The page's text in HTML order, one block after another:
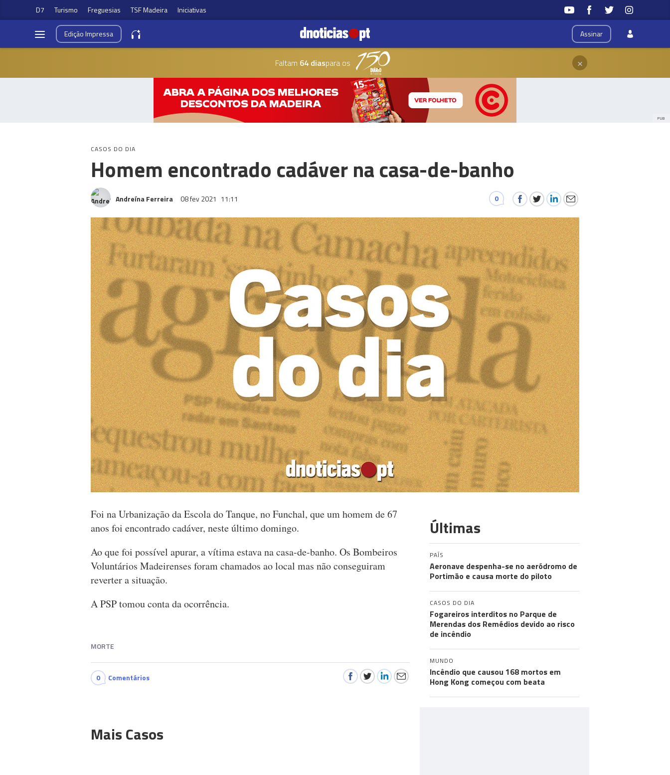
D7 Turismo Freguesias TSF Madeira Iniciativas
Assinar
EdiçãoImpressa
Faltam 64 diaspara os ×
PUB
CASOS DO DIA
Homem encontrado cadáver na casa-de-banho
Andreína Ferreira 08 fev 2021 11:11 0
Foi na Urbanização da Escola do Tanque, no Funchal, que um homem de 67
anos foi encontrado cadáver, neste último domingo.
Ao que foi possível apurar, a vítima estava na casa-de-banho. Os Bombeiros
Voluntários Madeirenses foram chamados ao local mas não conseguiram
reverter a situação.
A PSP tomou conta da ocorrência.
MORTE
0 Comentários
Mais Casos
Últimas
PAÍS
Aeronave despenha-se no aeródromo de
Portimão e causa morte do piloto
CASOS DO DIA
Fogareiros interditos no Parque de
Merendas dos Remédios devido ao risco
de incêndio
MUNDO
Incêndio que causou 168 mortos em
Hong Kong começou com beata